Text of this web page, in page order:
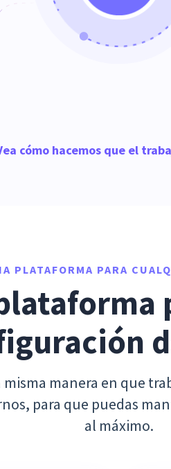
cómo hacemos que el
PLATAFORMA PARA
manera en que
para que puedas
al máximo.